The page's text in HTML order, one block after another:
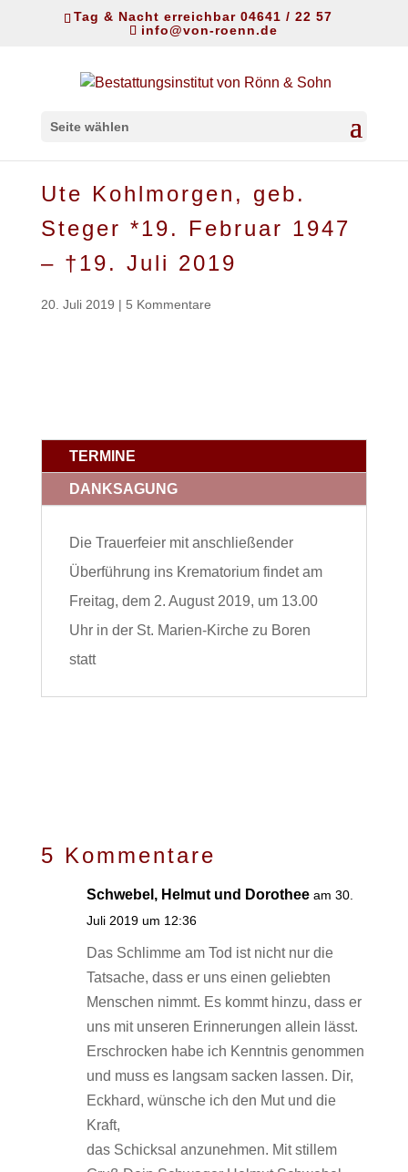
Tag & Nacht erreichbar 04641 / 22 57
info@von-roenn.de
Seite wählen
Ute Kohlmorgen, geb.
Steger *19. Februar 1947
– †19. Juli 2019
20. Juli 2019 | 5 Kommentare
TERMINE
DANKSAGUNG
Die Trauerfeier mit anschließender
Überführung ins Krematorium findet am
Freitag, dem 2. August 2019, um 13.00
Uhr in der St. Marien-Kirche zu Boren
statt
5 Kommentare
Schwebel, Helmut und Dorothee am 30.
Juli 2019 um 12:36
Das Schlimme am Tod ist nicht nur die
Tatsache, dass er uns einen geliebten
Menschen nimmt. Es kommt hinzu, dass er
uns mit unseren Erinnerungen allein lässt.
Erschrocken habe ich Kenntnis genommen
und muss es langsam sacken lassen. Dir,
Eckhard, wünsche ich den Mut und die
Kraft,
das Schicksal anzunehmen. Mit stillem